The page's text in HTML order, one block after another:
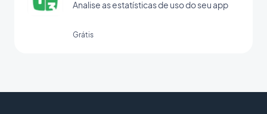
Analise as estatísticas de uso do seu app
Grátis